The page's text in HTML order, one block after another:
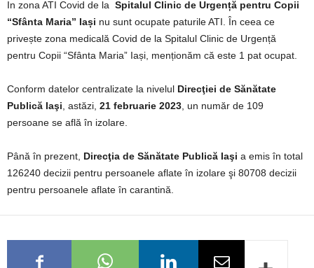
In zona ATI Covid de la Spitalul Clinic de Urgență pentru Copii
“Sfânta Maria” Iași nu sunt ocupate paturile ATI. În ceea ce
privește zona medicală Covid de la Spitalul Clinic de Urgență
pentru Copii “Sfânta Maria” Iași, menționăm că este 1 pat ocupat.
Conform datelor centralizate la nivelul Direcţiei de Sănătate
Publică Iaşi , astăzi, 21 februarie 2023 , un număr de 109
persoane se află în izolare.
Până în prezent, Direcţia de Sănătate Publică Iaşi a emis în total
126240 decizii pentru persoanele aflate în izolare şi 80708 decizii
pentru persoanele aflate în carantină.